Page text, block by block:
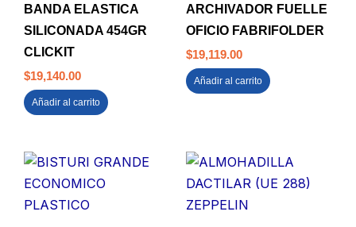
BANDA ELASTICA
SILICONADA 454GR
CLICKIT
$19,140.00
Añadir al carrito
ARCHIVADOR FUELLE
OFICIO FABRIFOLDER
$19,119.00
Añadir al carrito